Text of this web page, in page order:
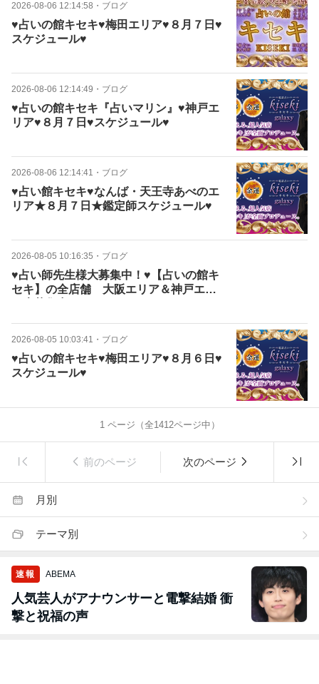
2026-08-06 12:14:58 ・ ブログ
♥占いの館キセキ♥梅田エリア♥８月７日♥
スケジュール♥
2026-08-06 12:14:49 ・ ブログ
♥占いの館キセキ『占いマリン』♥神戸エ
リア♥８月７日♥スケジュール♥
2026-08-06 12:14:41 ・ ブログ
♥占い館キセキ♥なんば・天王寺あべのエ
リア★８月７日★鑑定師スケジュール♥
2026-08-05 10:16:35 ・ ブログ
♥占い師先生様大募集中！♥【占いの館キ
セキ】の全店舗 大阪エリア＆神戸エリ
2026-08-05 10:03:41 ・ ブログ
♥占いの館キセキ♥梅田エリア♥８月６日♥
スケジュール♥
1ページ（全1412ページ中）
前のページ 次のページ
月別
テーマ別
速報 ABEMA
人気芸人がアナウンサーと電撃結婚 衝
撃と祝福の声